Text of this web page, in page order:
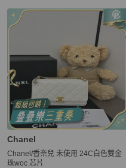
Chanel
Chanel/香奈兒 未使用 24C白色雙金
珠woc 芯片